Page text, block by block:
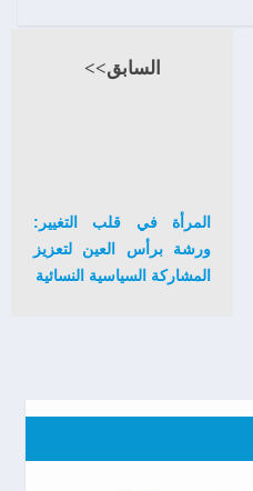
السابق>>
المرأة في قلب التغيير:
ورشة برأس العين لتعزيز
المشاركة السياسية النسائية